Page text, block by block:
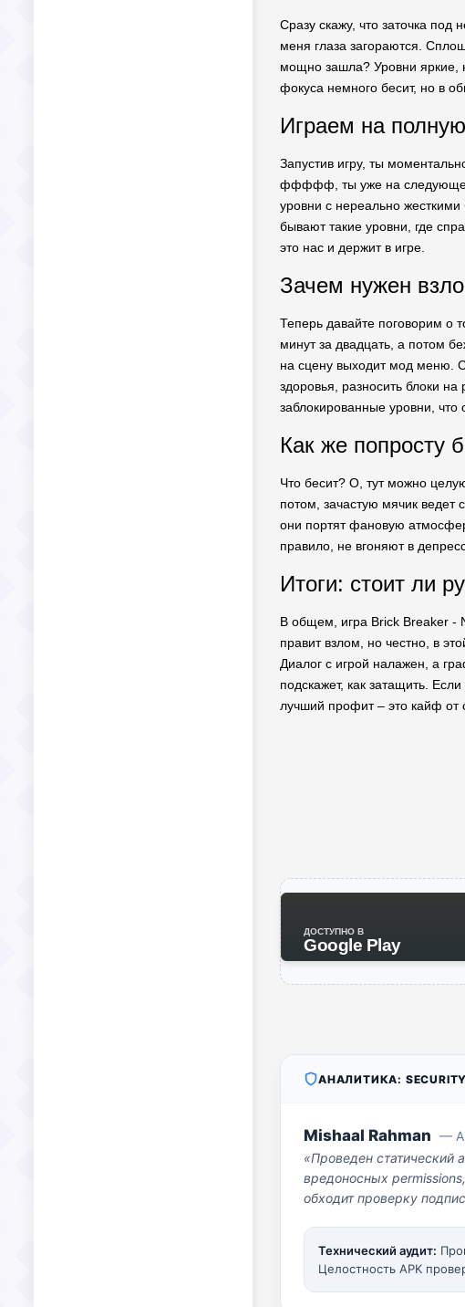
Сразу скажу, что заточка
меня глаза загораются.
мощно зашла? Уровни яркие,
фокуса немного бесит, но в
Играем на
Запустив игру, ты
ффффф, ты уже на следующем
уровни с нереально
бывают такие уровни, где
это нас и держит в игре.
Зачем нужен
Теперь давайте поговорим о
минут за двадцать, а потом
на сцену выходит мод меню.
здоровья, разносить блоки
заблокированные уровни, что
Как же попросту
Что бесит? О, тут можно
потом, зачастую мячик ведет
они портят фановую
правило, не вгоняют в
Итоги: стоит ли
В общем, игра Brick Breaker -
правит взлом, но честно, в
Диалог с игрой налажен, а
подскажет, как затащить.
лучший профит – это кайф от
ДОСТУПНО В
Google Play
АНАЛИТИКА: SECURITY
Mishaal Rahman —
«Проведен статический
вредоносных
обходит проверку
Технический аудит:
Целостность APK